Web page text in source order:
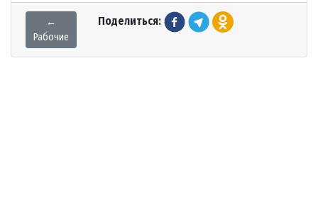
←
Рабочие
Поделиться: